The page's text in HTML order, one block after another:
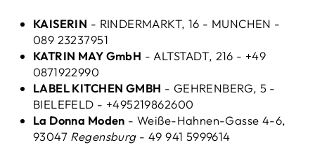
KAISERIN - RINDERMARKT, 16 - MUNCHEN -
089 23237951
KATRIN MAY GmbH - ALTSTADT, 216 - +49
0871922990
LABEL KITCHEN GMBH - GEHRENBERG, 5 -
BIELEFELD - +495219862600
La Donna Moden - Weiße-Hahnen-Gasse 4-6,
93047 Regensburg- 49 941 5999614